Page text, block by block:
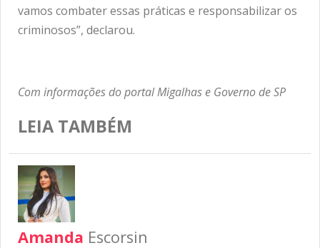
vamos combater essas práticas e responsabilizar os
criminosos”, declarou.
Com informações do portal Migalhas e Governo de SP
LEIA TAMBÉM
Amanda Escorsin